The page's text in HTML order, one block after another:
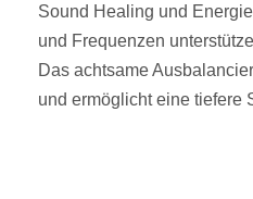
Sound Healing und
und Frequenzen
Das achtsame
und ermöglicht eine tiefere